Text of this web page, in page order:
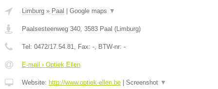
Limburg » Paal Google maps ▼
Paalsesteenweg 340 3583 Paal ( Limburg)
Tel: 0472/17.54.81 , Fax: - , BTW-nr: -
E-mail › Optiek Ellen
Website: http://www.optiek-ellen.be Screenshot ▼